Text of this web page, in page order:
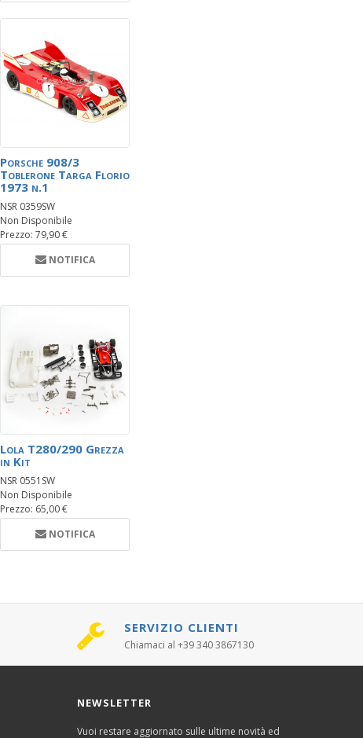
Porsche 908/3
Toblerone Targa Florio
1973 n.1
NSR 0359SW
Non Disponibile
Prezzo: 79,90 €
NOTIFICA
Lola T280/290 Grezza
in Kit
NSR 0551SW
Non Disponibile
Prezzo: 65,00 €
NOTIFICA
SERVIZIO CLIENTI
Chiamaci al +39 340 3867130
NEWSLETTER
Vuoi restare aggiornato sulle ultime novità ed